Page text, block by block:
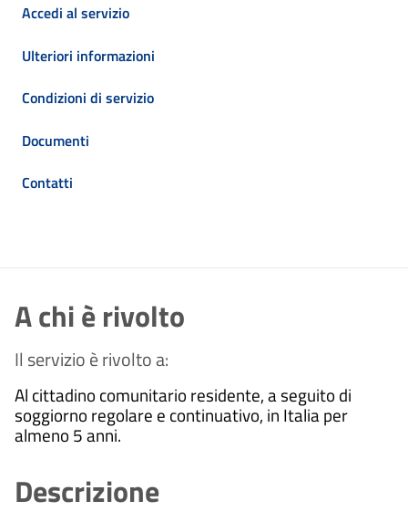
Accedi al servizio
Ulteriori informazioni
Condizioni di servizio
Documenti
Contatti
A chi è rivolto
Il servizio è rivolto a:
Al cittadino comunitario residente, a seguito di
soggiorno regolare e continuativo, in Italia per
almeno 5 anni.
Descrizione